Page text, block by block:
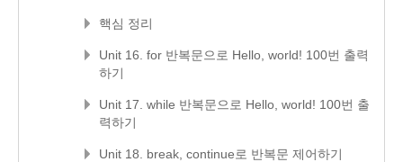
핵심 정리
Unit 16. for 반복문으로 Hello, world! 100번 출력
하기
Unit 17. while 반복문으로 Hello, world! 100번 출
력하기
Unit 18. break, continue로 반복문 제어하기